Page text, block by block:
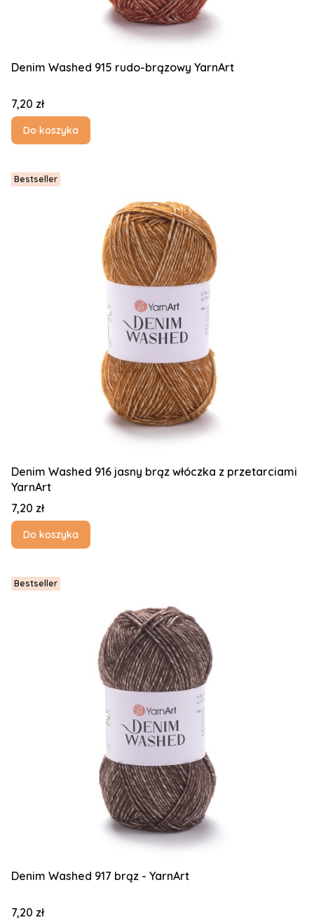
Denim Washed 915 rudo-brązowy YarnArt
Cena
7,20 zł
Do koszyka
Bestseller
Denim Washed 916 jasny brąz włóczka z przetarciami
YarnArt
Cena
7,20 zł
Do koszyka
Bestseller
Denim Washed 917 brąz - YarnArt
Cena
7,20 zł